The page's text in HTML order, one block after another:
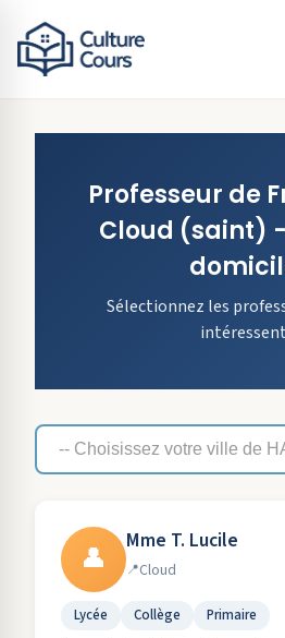
Professeur de
Cloud (saint)
Sélectionnez les
intéressent
👤 Mme T. Lucile
Cloud
Lycée Collège Primaire